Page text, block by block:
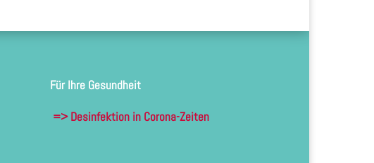
Für Ihre Gesundheit
=> Desinfektion in Corona-Zeiten